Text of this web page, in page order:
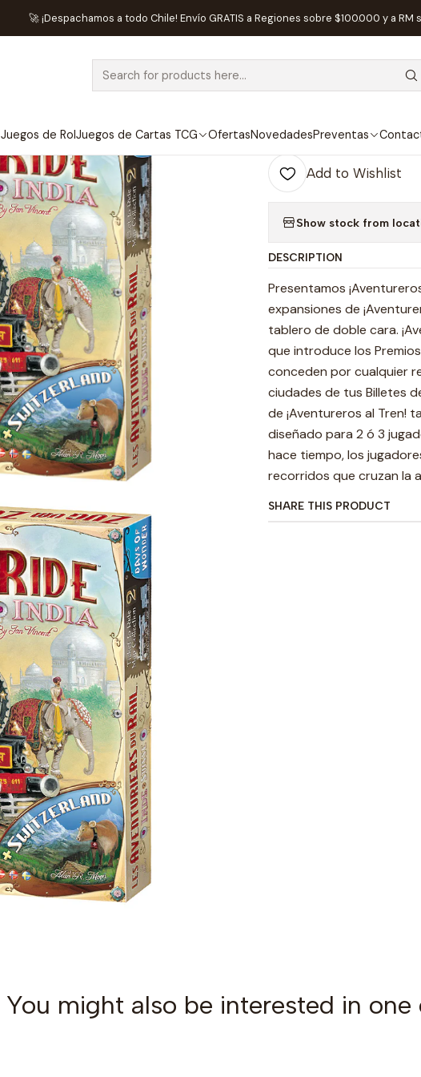
Juegos de RolJuegos de Cartas TCG OfertasNovedadesPreventas
🚀 ¡Despachamos a todo Chile! Envío GRATIS a Regiones sobre $100.000 y a RM
Home Juegos de Mesa Competitivos ¡Aventureros al Tren! India
Quantity
Add to Wishlist
Show stock from
DESCRIPTION
Presentamos
expansiones de
tablero de doble cara.
que introduce los
conceden por cualquier
ciudades de tus Billetes
de ¡Aventureros al Tren!
diseñado para 2 ó 3
hace tiempo, los
recorridos que cruzan la
SHARE THIS PRODUCT
You might also be interested in one